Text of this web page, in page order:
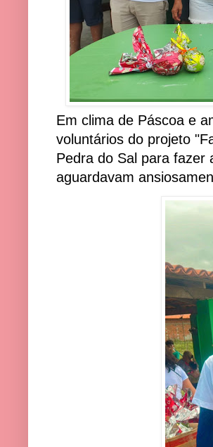
Em clima de Páscoa e
voluntários do projeto
Pedra do Sal para fazer
aguardavam